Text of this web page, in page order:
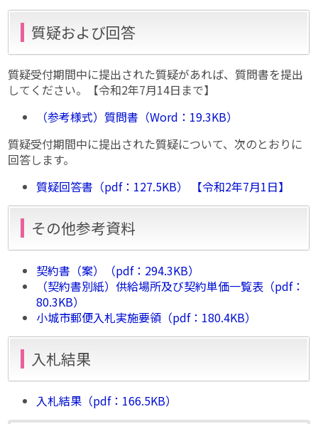
質疑および回答
質疑受付期間中に提出された質疑があれば、質問書を提出
してください。【令和2年7月14日まで】
（参考様式）質問書（Word：19.3KB）
質疑受付期間中に提出された質疑について、次のとおりに
回答します。
質疑回答書（pdf：127.5KB） 【令和2年7月1日】
その他参考資料
契約書（案）（pdf：294.3KB）
（契約書別紙）供給場所及び契約単価一覧表（pdf：
80.3KB）
小城市郵便入札実施要領（pdf：180.4KB）
入札結果
入札結果（pdf：166.5KB）